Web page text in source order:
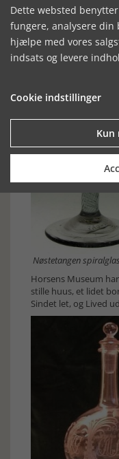
indgraverede
Horsens Museum
Nøstetangen
Horsens Museum
stille huus, et lidet
Sindet let, og Lived
Dette websted
fungere, analysere din
hjælpe med vores
indsats og levere
Cookie indstillinger
Kun